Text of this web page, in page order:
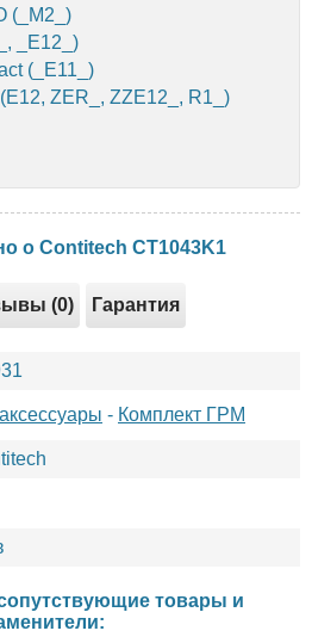
(_M2_)
_E12_)
(_E11_)
ZER_, ZZE12_, R1_)
о Contitech CT1043K1
(0) Гарантия
- Комплект ГРМ
товары и